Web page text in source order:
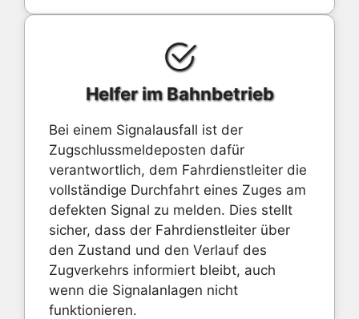
Helfer im Bahnbetrieb
Bei einem Signalausfall ist der
Zugschlussmeldeposten dafür
verantwortlich, dem Fahrdienstleiter die
vollständige Durchfahrt eines Zuges am
defekten Signal zu melden. Dies stellt
sicher, dass der Fahrdienstleiter über
den Zustand und den Verlauf des
Zugverkehrs informiert bleibt, auch
wenn die Signalanlagen nicht
funktionieren.